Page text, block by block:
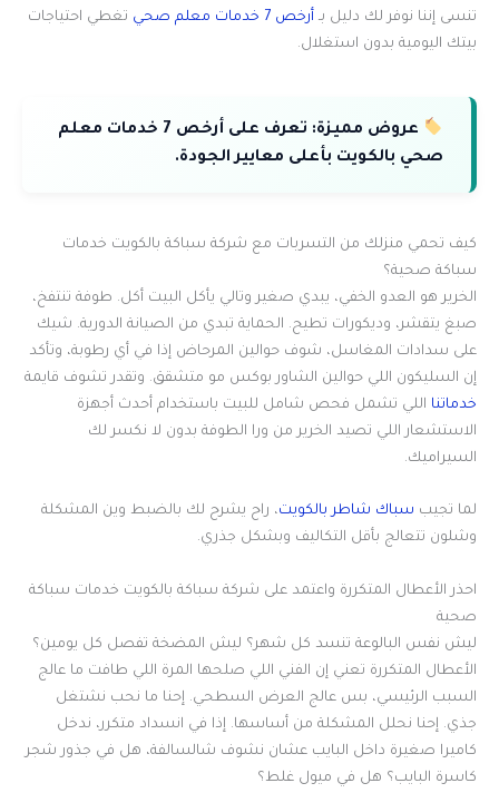
تنسى إننا نوفر لك دليل بـ أرخص 7 خدمات معلم صحي
تغطي احتياجات
بيتك اليومية بدون استغلال.
عروض مميزة:
تعرف على أرخص 7 خدمات معلم
صحي بالكويت بأعلى معايير الجودة.
كيف تحمي منزلك من التسربات مع شركة سباكة بالكويت خدمات
سباكة صحية؟
الخرير هو العدو الخفي، يبدي صغير وتالي يأكل البيت أكل. طوفة تنتفخ،
صبغ يتقشر، وديكورات تطيح. الحماية تبدي من الصيانة الدورية. شيك
على سدادات المغاسل، شوف حوالين المرحاض إذا في أي رطوبة، وتأكد
إن السليكون اللي حوالين الشاور بوكس مو متشقق. وتقدر تشوف قايمة
خدماتنا اللي تشمل فحص شامل للبيت باستخدام أحدث أجهزة
الاستشعار اللي تصيد الخرير من ورا الطوفة بدون لا نكسر لك
السيراميك.
لما تجيب سباك شاطر بالكويت، راح يشرح لك بالضبط وين المشكلة
وشلون تتعالج بأقل التكاليف وبشكل جذري.
احذر الأعطال المتكررة واعتمد على شركة سباكة بالكويت خدمات سباكة
صحية
ليش نفس البالوعة تنسد كل شهر؟ ليش المضخة تفصل كل يومين؟
الأعطال المتكررة تعني إن الفني اللي صلحها المرة اللي طافت ما عالج
السبب الرئيسي، بس عالج العرض السطحي. إحنا ما نحب نشتغل
جذي. إحنا نحلل المشكلة من أساسها. إذا في انسداد متكرر، ندخل
كاميرا صغيرة داخل البايب عشان نشوف شالسالفة، هل في جذور شجر
كاسرة البايب؟ هل في ميول غلط؟